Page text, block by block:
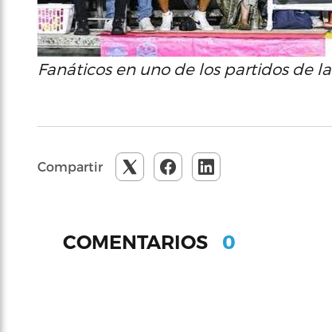
Fanáticos en uno de los partidos de
Compartir
COMENTARIOS 0